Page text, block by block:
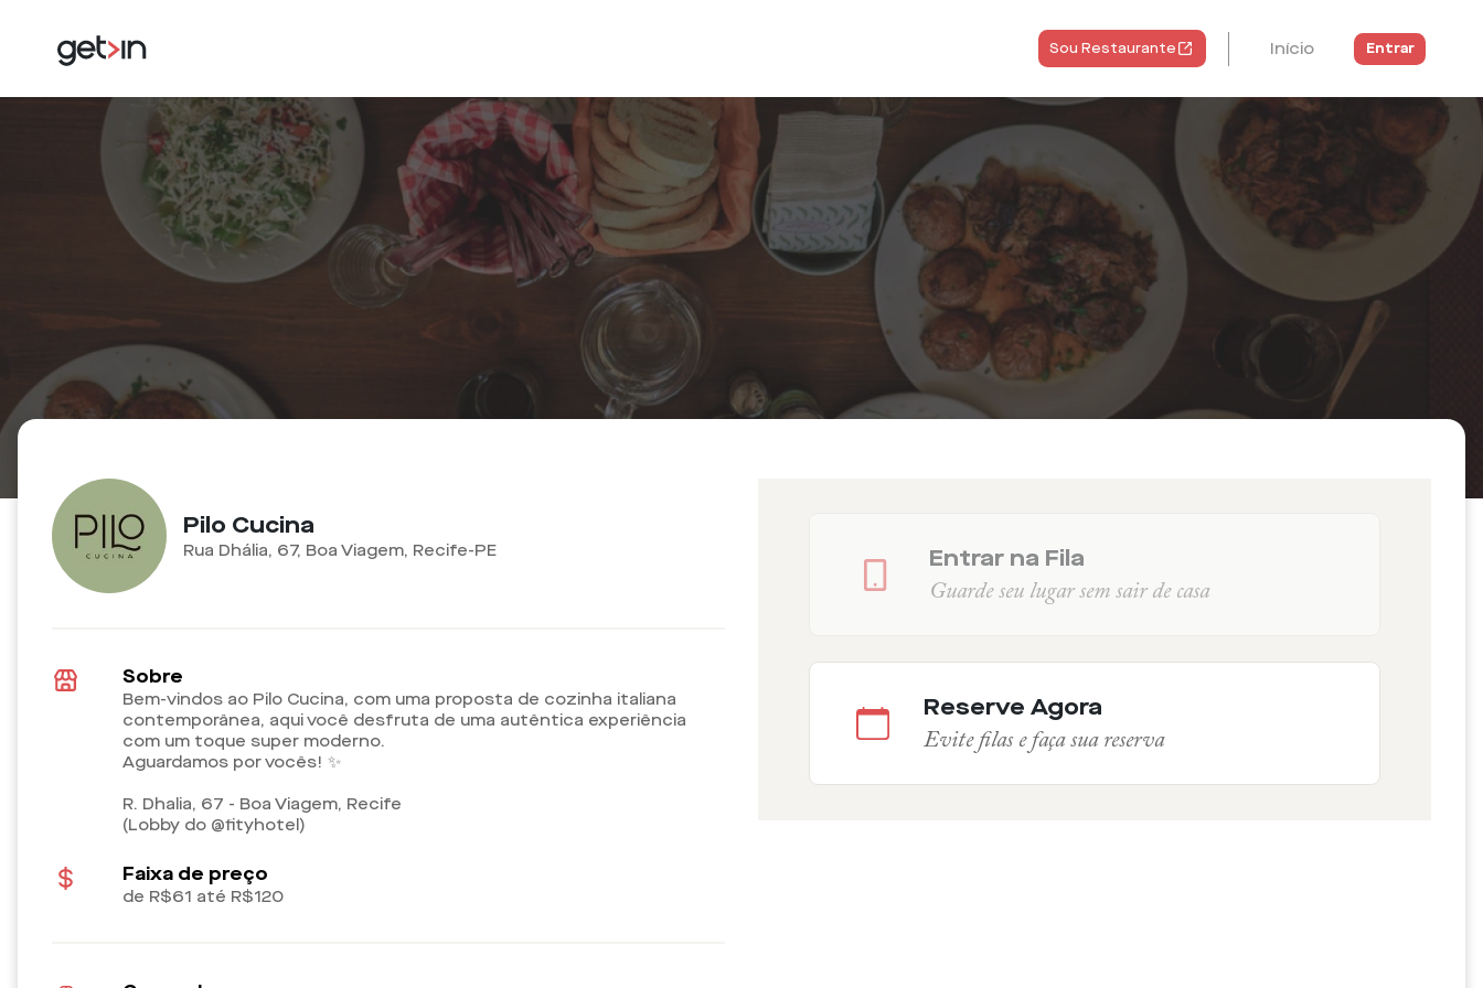
Sou Restaurante Início Entrar
Pilo Cucina
Rua Dhália, 67, Boa Viagem, Recife-PE
Sobre
Bem-vindos ao Pilo Cucina, com uma proposta de cozinha italiana
contemporânea, aqui você desfruta de uma autêntica experiência
com um toque super moderno.
Aguardamos por vocês! ✨
R. Dhalia, 67 - Boa Viagem, Recife
(Lobby do @fityhotel)
Faixa de preço
de R$61 até R$120
Entrar na Fila
Guarde seu lugar sem sair de casa
Reserve Agora
Evite filas e faça sua reserva